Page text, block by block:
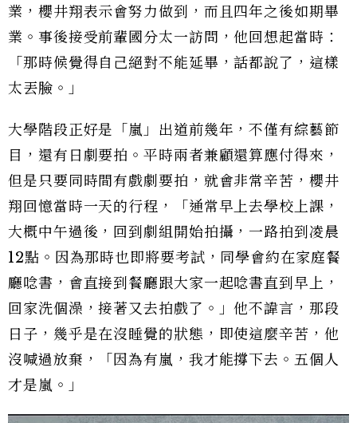
業，櫻井翔表示會努力做到，而且四年之後如期畢
業。事後接受前輩國分太一訪問，他回想起當時：
「那時候覺得自己絕對不能延畢，話都說了，這樣
太丟臉。」
大學階段正好是「嵐」出道前幾年，不僅有綜藝節
目，還有日劇要拍。平時兩者兼顧還算應付得來，
但是只要同時間有戲劇要拍，就會非常辛苦，櫻井
翔回憶當時一天的行程，「通常早上去學校上課，
大概中午過後，回到劇組開始拍攝，一路拍到凌晨
12點。因為那時也即將要考試，同學會約在家庭餐
廳唸書，會直接到餐廳跟大家一起唸書直到早上，
回家洗個澡，接著又去拍戲了。」他不諱言，那段
日子，幾乎是在沒睡覺的狀態，即使這麼辛苦，他
沒喊過放棄，「因為有嵐，我才能撐下去。五個人
才是嵐。」